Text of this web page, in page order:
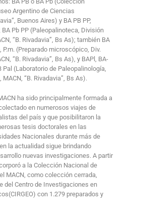
Argentino de Ciencias
Buenos Aires) y BA PB PP,
BA Pb PP (Paleopalinoteca, División
“B. Rivadavia”, Bs As); también BA
P.m. (Preparado microscópico, Div.
“B. Rivadavia”, Bs As), y BAPl, BA-
Pal (Laboratorio de Paleopalinología,
“B. Rivadavia”, Bs As).
ha sido principalmente formada a
en numerosos viajes de
del país y que posibilitaron la
tesis doctorales en las
Nacionales durante más de
la actualidad sigue brindando
nuevas investigaciones. A partir
a la Colección Nacional de
MACN, como colección cerrada,
del Centro de Investigaciones en
con 1.279 preparados y